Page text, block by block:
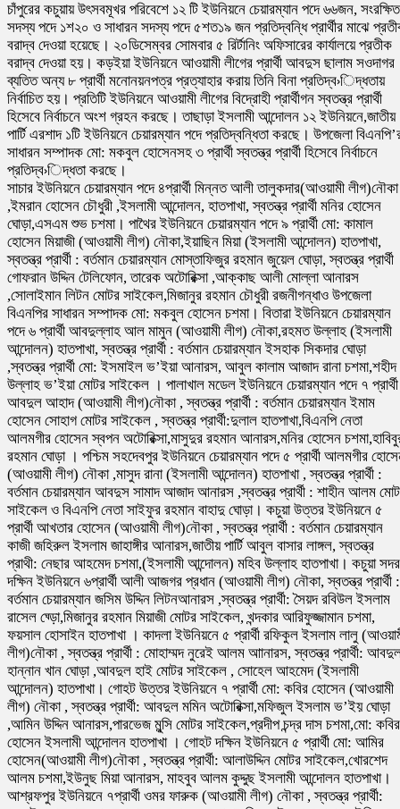
চাঁপুরের কচুয়ায় উৎসবমূখর পরিবেশে ১২ টি ইউনিয়নে চেয়ারম্যান পদে ৬৬জন, সংরক্ষিত
সদস্য পদে ১শ২০ ও সাধারন সদস্য পদে ৫শত১৯ জন প্রতিদ্বন্ধি প্রার্থীর মাঝে
বরাদ্ব দেওয়া হয়েছে। ২০ডিসেম্বর সোমবার ৫ রির্টানিং অফিসারের কার্যালয়ে প্রতীক
বরাদ্ব দেওয়া হয়। কড়ইয়া ইউনিয়নে আওয়ামী লীগের প্রার্থী আবদুস ছালাম সওদাগর
ব্যতিত অন্য ৮ প্রার্থী মনোনয়নপত্র প্রত্যাহার করায় তিনি বিনা প্রতিদ্ব›িদ্ধতায়
নির্বাচিত হয়। প্রতিটি ইউনিয়নে আওয়ামী লীগের বিদ্রোহী প্রার্থীগন স্বতন্ত্র প্রার্থী
হিসেবে নির্বাচনে অংশ গ্রহন করছে। তাছাড়া ইসলামী আন্দোলন ১২ ইউনিয়নে,জাতীয়
পার্টি এরশাদ ১টি ইউনিয়নে চেয়ারম্যান পদে প্রতিদ্বন্ধিতা করছে। উপজেলা
সাধারন সম্পাদক মো: মকবুল হোসেনসহ ৩ প্রার্থী স্বতন্ত্র প্রার্থী হিসেবে নির্বাচনে
প্রতিদ্ব›িদ্ধতা করছে।
সাচার ইউনিয়নে চেয়ারম্যান পদে ৪প্রার্থী মিন্নত আলী তালুকদার(আওয়ামী লীগ)নৌকা
,ইমরান হোসেন চৌধুরী ,ইসলামী আন্দোলন, হাতপাখা, স্বতন্ত্র প্রার্থী মনির হোসেন
ঘোড়া,এসএম শুভ চশমা। পাথৈর ইউনিয়নে চেয়ারম্যান পদে ৯ প্রার্থী মো: কামাল
হোসেন মিয়াজী (আওয়ামী লীগ) নৌকা,ইয়াছিন মিয়া (ইসলামী আন্দোলন) হাতপাখা,
স্বতন্ত্র প্রার্থী : বর্তমান চেয়ারম্যান মোস্তাফিজুর রহমান জুয়েল ঘোড়া, স্বতন্ত্র প্রার্থী
গোফরান উদ্দিন টেলিফোন, তারেক অটোরিক্সা ,আক্কাছ আলী মোল্লা আনারস
,সোলাইমান লিটন মোটর সাইকেল,মিজানুর রহমান চৌধুরী রজনীগন্ধাও উপজেলা
বিএনপির সাধারন সম্পাদক মো: মকবুল হোসেন চশমা। বিতারা ইউনিয়নে চেয়ারম্যান
পদে ৬ প্রার্থী আবদুল্লাহ আল মামুন (আওয়ামী লীগ) নৌকা,রহমত উল্লাহ (ইসলামী
আন্দোলন) হাতপাখা, স্বতন্ত্র প্রার্থী : বর্তমান চেয়ারম্যান ইসহাক সিকদার ঘোড়া
,স্বতন্ত্র প্রার্থী মো: ইসমাইল ভ’ইয়া আনারস, আবুল কালাম আজাদ রানা চশমা,শহীদ
উল্লাহ ভ’ইয়া মোটর সাইকেল । পালাখাল মডেল ইউনিয়নে চেয়ারম্যান পদে ৭ প্রার্থী
আবদুল আহাদ (আওয়ামী লীগ)নৌকা , স্বতন্ত্র প্রার্থী : বর্তমান চেয়ারম্যান ইমাম
হোসেন সোহাগ মোটর সাইকেল , স্বতন্ত্র প্রার্থী:দুলাল হাতপাখা,বিএনপি নেতা
আলমগীর হোসেন স্বপন অটোরিক্সা,মাসুদুর রহমান আনারস,মনির হোসেন
রহমান ঘোড়া । পশ্চিম সহদেবপুর ইউনিয়নে চেয়ারম্যান পদে ৫ প্রার্থী আলমগীর
(আওয়ামী লীগ) নৌকা ,মাসুদ রানা (ইসলামী আন্দোলন) হাতপাখা , স্বতন্ত্র প্রার্থী :
বর্তমান চেয়ারম্যান আবদুস সামাদ আজাদ আনারস ,স্বতন্ত্র প্রার্থী : শাহীন আলম
সাইকেল ও বিএনপি নেতা সাইফুর রহমান বাহাদু ঘোড়া। কচুয়া উত্তর ইউনিয়নে ৫
প্রার্থী আখতার হোসেন (আওয়ামী লীগ)নৌকা , স্বতন্ত্র প্রার্থী : বর্তমান চেয়ারম্যান
কাজী জহিরুল ইসলাম জাহাঙ্গীর আনারস,জাতীয় পার্টি আবুল বাসার লাঙ্গল, স্বতন্ত্র
প্রাথী: নেছার আহমেদ চশমা,(ইসলামী আন্দোলন) মহিব উল্লাহ হাতপাখা। কচুয়া সদর
দক্ষিন ইউনিয়নে ৬প্রার্থী আলী আজগর প্রধান (আওয়ামী লীগ) নৌকা, স্বতন্ত্র প্রার্থী :
বর্তমান চেয়ারম্যান জসিম উদ্দিন লিটনআনারস ,স্বতন্ত্র প্রার্থী: সৈয়দ রবিউল ইসলাম
রাসেল ঘ্ড়ো,মিজানুর রহমান মিয়াজী মোটর সাইকেল, খন্দকার আরিফুজ্জামান চশমা,
ফয়সাল হোসাইন হাতপাখা । কাদলা ইউনিয়নে ৫ প্রার্থী রফিকুল ইসলাম লালু
লীগ)নৌকা , স্বতন্ত্র প্রার্থী : মোহাম্মদ নুরেই আলম আানারস, স্বতন্ত্র প্রার্থী:
হান্নান খান ঘোড়া ,আবদুল হাই মোটর সাইকেল , সোহেল আহমেদ (ইসলামী
আন্দোলন) হাতপাখা। গোহট উত্তর ইউনিয়নে ৭ প্রার্থী মো: কবির হোসেন (আওয়ামী
লীগ) নৌকা , স্বতন্ত্র প্রার্থী: আবদুল মমিন অটোরিক্সা,মফিজুল ইসলাম ভ’ইয় ঘোড়া
,আমিন উদ্দিন আনারস,পারভেজ মুন্সি মোটর সাইকেল,প্রদীপ চন্দ্র দাস চশমা,মো: কবির
হোসেন ইসলামী আন্দোলন হাতপাখা । গোহট দক্ষিন ইউনিয়নে ৫ প্রার্থী মো: আমির
হোসেন(আওয়ামী লীগ)নৌকা , স্বতন্ত্র প্রার্থী: আলাউদ্দিন মোটর সাইকেল,খোরশেদ
আলম চশমা,ইউনুছ মিয়া আনারস, মাহবুব আলম কুদ্দুছ ইসলামী আন্দোলন হাতপাখা।
আশ্রফপুর ইউনিয়নে ৭প্রার্থী ওমর ফারুক (আওয়ামী লীগ) নৌকা , স্বতন্ত্র প্রার্থী: